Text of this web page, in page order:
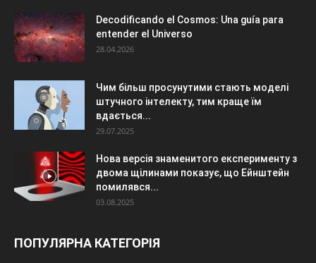
Decodificando el Cosmos: Una guía para
entender el Universo
28.04.2026
Чим більш просунутими стають моделі
штучного інтелекту, тим краще їм
вдається...
29.07.2025
Нова версія знаменитого експерименту з
двома щілинами показує, що Ейнштейн
помилявся...
03.08.2025
ПОПУЛЯРНА КАТЕГОРІЯ